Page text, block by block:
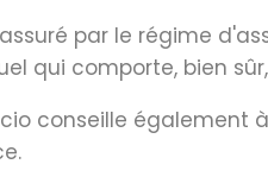
par le régime
qui comporte, bien
conseille